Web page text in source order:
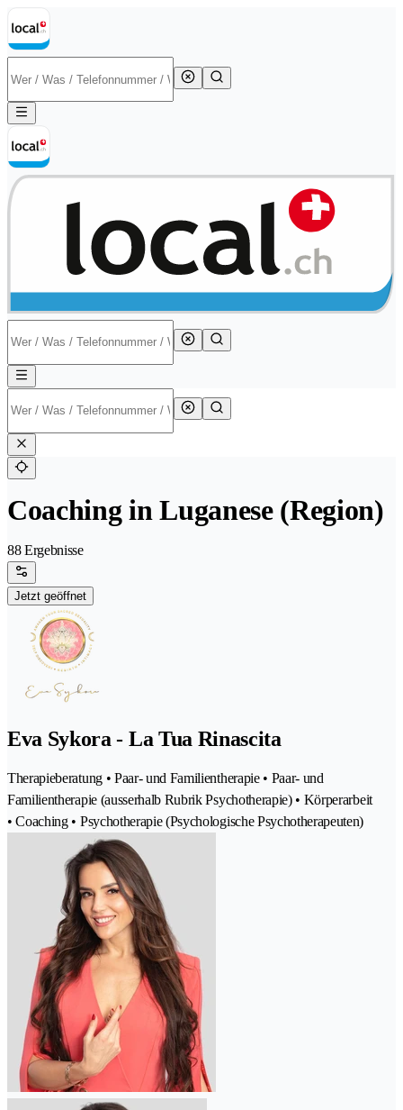
Coaching in Luganese (Region)
88 Ergebnisse
Jetzt geöffnet
Eva Sykora - La Tua Rinascita
Therapieberatung • Paar- und Familientherapie • Paar- und
Familientherapie (ausserhalb Rubrik Psychotherapie) • Körperarbeit
• Coaching • Psychotherapie (Psychologische Psychotherapeuten)